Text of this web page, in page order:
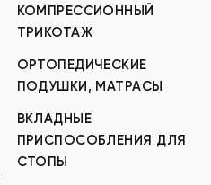
КОМПРЕССИОННЫЙ
ТРИКОТАЖ
ОРТОПЕДИЧЕСКИЕ
ПОДУШКИ, МАТРАСЫ
ВКЛАДНЫЕ
ПРИСПОСОБЛЕНИЯ ДЛЯ
СТОПЫ